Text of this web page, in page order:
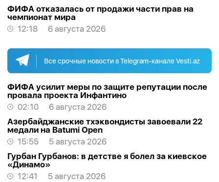
ФИФА отказалась от продажи части прав на
чемпионат мира
12:18
6 августа 2026
Все срочные новости в Telegram-канале Vesti.az
ФИФА усилит меры по защите репутации после
провала проекта Инфантино
02:10
6 августа 2026
Азербайджанские тхэквондисты завоевали 22
медали на Batumi Open
15:55
5 августа 2026
Гурбан Гурбанов: в детстве я болел за киевское
«Динамо»
12:41
5 августа 2026